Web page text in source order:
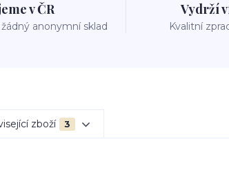
v ČR
anonymní sklad
Vydrží
Kvalitní
zboží 3